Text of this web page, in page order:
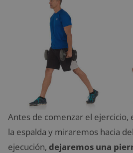
Antes de comenzar el ejercicio,
la espalda y miraremos hacia
ejecución, dejaremos una